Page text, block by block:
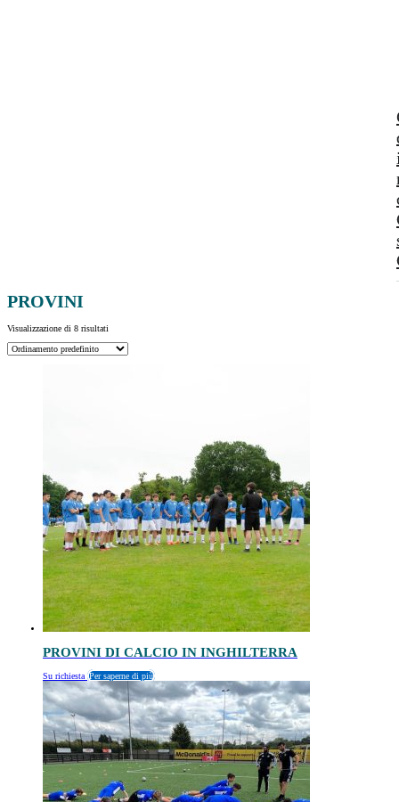
PROVINI
Visualizzazione di 8 risultati
PROVINI DI CALCIO IN INGHILTERRA
Su richiesta Per saperne di più